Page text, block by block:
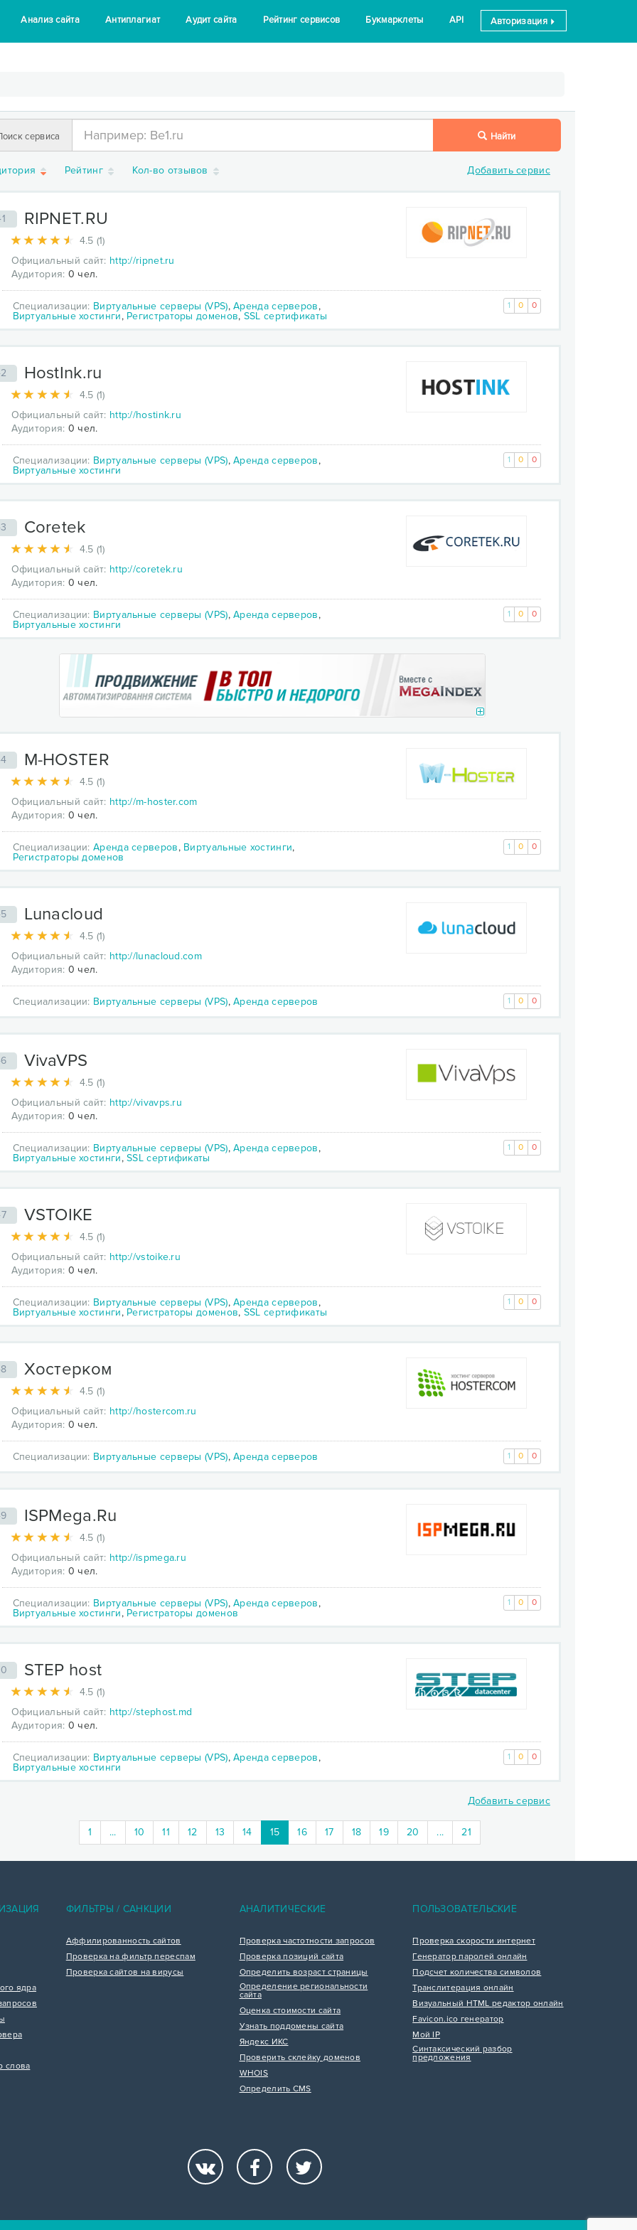
Анализ сайта Антиплагиат Аудит сайта Рейтинг сервисов Букмарклеты API Авторизация
сервиса Найти
Рейтинг Кол-во отзывов Добавить сервис
RIPNET.RU
4.5 (1)
Официальный сайт: http://ripnet.ru
Аудитория: 0 чел.
Специализации: Виртуальные серверы (VPS),Аренда серверов,
Виртуальные хостинги, Регистраторы доменов, SSL сертификаты
1 0 0
HostInk.ru
4.5 (1)
Официальный сайт: http://hostink.ru
Аудитория: 0 чел.
Специализации: Виртуальные серверы (VPS),Аренда серверов,
Виртуальные хостинги
1 0 0
Coretek
4.5 (1)
Официальный сайт: http://coretek.ru
Аудитория: 0 чел.
Специализации: Виртуальные серверы (VPS),Аренда серверов,
Виртуальные хостинги
1 0 0
M-HOSTER
4.5 (1)
Официальный сайт: http://m-hoster.com
Аудитория: 0 чел.
Специализации:Аренда серверов, Виртуальные хостинги,
Регистраторы доменов
1 0 0
Lunacloud
4.5 (1)
Официальный сайт: http://lunacloud.com
Аудитория: 0 чел.
Специализации: Виртуальные серверы (VPS),Аренда серверов 1 0 0
VivaVPS
4.5 (1)
Официальный сайт: http://vivavps.ru
Аудитория: 0 чел.
Специализации: Виртуальные серверы (VPS),Аренда серверов,
Виртуальные хостинги,SSL сертификаты
1 0 0
VSTOIKE
4.5 (1)
Официальный сайт: http://vstoike.ru
Аудитория: 0 чел.
Специализации: Виртуальные серверы (VPS),Аренда серверов,
Виртуальные хостинги, Регистраторы доменов, SSL сертификаты
1 0 0
Хостерком
4.5 (1)
Официальный сайт: http://hostercom.ru
Аудитория: 0 чел.
Специализации: Виртуальные серверы (VPS),Аренда серверов 1 0 0
ISPMega.Ru
4.5 (1)
Официальный сайт: http://ispmega.ru
Аудитория: 0 чел.
Специализации: Виртуальные серверы (VPS),Аренда серверов,
Виртуальные хостинги, Регистраторы доменов
1 0 0
STEP host
4.5 (1)
Официальный сайт: http://stephost.md
Аудитория: 0 чел.
Специализации: Виртуальные серверы (VPS),Аренда серверов,
Виртуальные хостинги
1 0 0
Добавить сервис
1 ... 10 11 12 13 14 15(current)
16 17 18 19 20 ... 21
ядра
слова
ФИЛЬТРЫ / САНКЦИИ
Аффилированность сайтов
Проверка на фильтр переспам
Проверка сайтов на вирусы
АНАЛИТИЧЕСКИЕ
Проверка частотности запросов
Проверка позиций сайта
Определить возраст страницы
Определение региональности
сайта
Оценка стоимости сайта
Узнать поддомены сайта
Яндекс ИКС
Проверить склейку доменов
WHOIS
Определить CMS
ПОЛЬЗОВАТЕЛЬСКИЕ
Проверка скорости интернет
Генератор паролей онлайн
Подсчет количества символов
Транслитерация онлайн
Визуальный HTML редактор онлайн
Favicon.ico генератор
Мой IP
Синтаксический разбор
предложения